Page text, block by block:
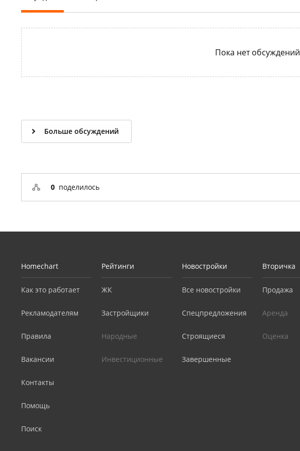
Пока нет обсуждений
Больше обсуждений
0 поделилось
Homechart
Как это работает
Рекламодателям
Правила
Вакансии
Контакты
Помощь
Поиск
Рейтинги
ЖК
Застройщики
Народные
Инвестиционные
Новостройки
Все новостройки
Спецпредложения
Строящиеся
Завершенные
Вторичка
Продажа
Аренда
Оценка